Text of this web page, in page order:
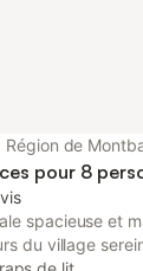
de
pour 8
spacieuse et
du village